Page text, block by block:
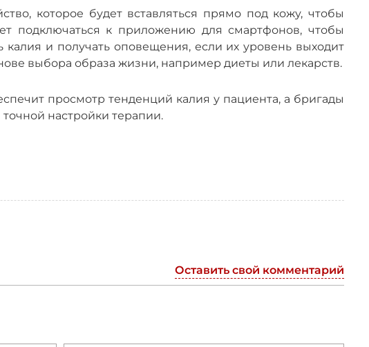
которое будет вставляться прямо под кожу, чтобы
подключаться к приложению для смартфонов, чтобы
и получать оповещения, если их уровень выходит
выбора образа жизни, например диеты или лекарств.
просмотр тенденций калия у пациента, а бригады
настройки терапии.
Оставить свой комментарий